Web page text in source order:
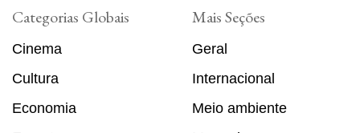
Categorias Globais
Cinema
Cultura
Economia
Mais Seções
Geral
Internacional
Meio ambiente